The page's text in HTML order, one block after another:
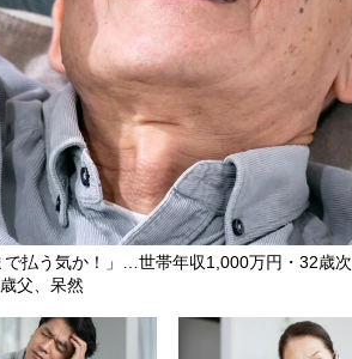
で払う気か！」…世帯年収1,000万円・32歳次
父、呆然